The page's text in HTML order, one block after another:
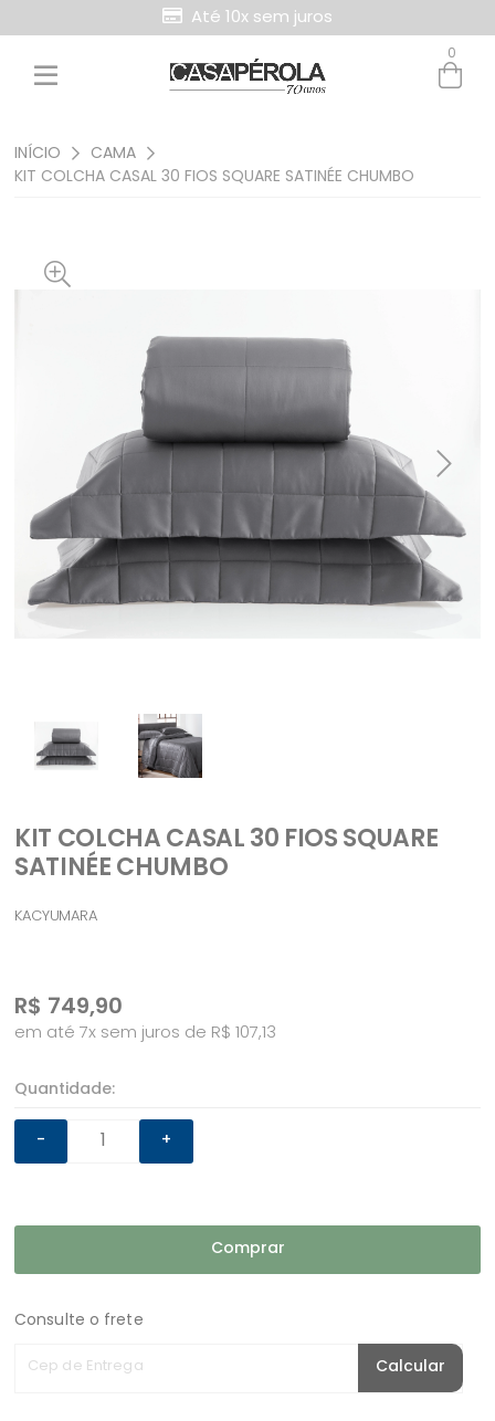
Até 10x sem juros
0
INÍCIO
CAMA
KIT COLCHA CASAL 30 FIOS SQUARE SATINÉE CHUMBO
KIT COLCHA CASAL 30 FIOS SQUARE
SATINÉE CHUMBO
KACYUMARA
R$ 749,90
em até 7x sem juros de R$ 107,13
Quantidade:
-
+
Comprar
Consulte o frete
Cep de Entrega Calcular